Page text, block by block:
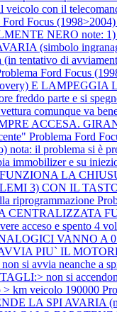
con il
Ford Focus
NERO note: 1)
(simbolo
tentativo di
Ford Focus
E
parte e si
comunque va
ACCESA.
Problema Ford
il problema si è
immobilizer e su
FUNZIONA LA
3) CON IL TASTO
riprogrammazione
e spento 4
VANNO
PIU` IL
si avvia neanche a
non si
> km veicolo 190000
LA SPI AVARIA